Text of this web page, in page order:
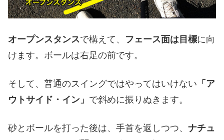
オープンスタンスで構えて、 フェース面は目標に向
けます。ボールは右足の前です。
そして、普通のスイングではやってはいけない 「ア
ウトサイド・イン」 で斜めに振りぬきます。
砂とボールを打った後は、手首を返しつつ、 ナチュ